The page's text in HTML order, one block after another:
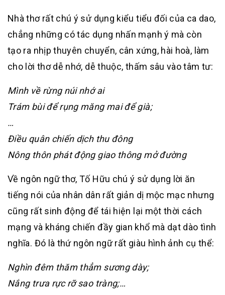
Nhà thơ rất chú ý sử dụng kiểu tiểu đối của ca dao,
chẳng những có tác dụng nhấn mạnh ý mà còn
tạo ra nhịp thuyên chuyển, cân xứng, hài hoà, làm
cho lời thơ dễ nhớ, dễ thuộc, thấm sâu vào tâm tư:
Mình về rừng núi nhớ ai
Trám bùi để rụng măng mai để già;
…
Điều quân chiến dịch thu đông
Nông thôn phát động giao thông mở đường
Về ngôn ngữ thơ, Tố Hữu chú ý sử dụng lời ăn
tiếng nói của nhân dân rất giản dị mộc mạc nhưng
cũng rất sinh động để tái hiện lại một thời cách
mạng và kháng chiến đầy gian khổ mà dạt dào tình
nghĩa. Đó là thứ ngôn ngữ rất giàu hình ảnh cụ thể:
Nghìn đêm thăm thẳm sương dày;
Nắng trưa rực rỡ sao tràng;…